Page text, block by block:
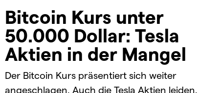
Bitcoin Kurs unter
50.000 Dollar: Tesla
Aktien in der Mangel
Der Bitcoin Kurs präsentiert sich weiter
angeschlagen. Auch die Tesla Aktien leiden.